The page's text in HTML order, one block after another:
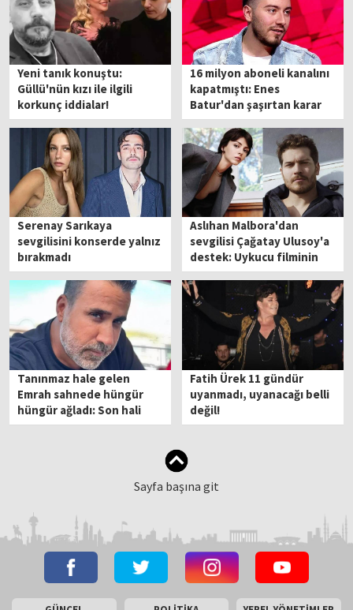
Yeni tanık konuştu:
Güllü'nün kızı ile ilgili
korkunç iddialar!
16 milyon aboneli kanalını
kapatmıştı: Enes
Batur'dan şaşırtan karar
Serenay Sarıkaya
sevgilisini konserde yalnız
bırakmadı
Aslıhan Malbora'dan
sevgilisi Çağatay Ulusoy'a
destek: Uykucu filminin
galasından paylaştı
Tanınmaz hale gelen
Emrah sahnede hüngür
hüngür ağladı: Son hali
şaşırttı
Fatih Ürek 11 gündür
uyanmadı, uyanacağı belli
değil!
Sayfa başına git